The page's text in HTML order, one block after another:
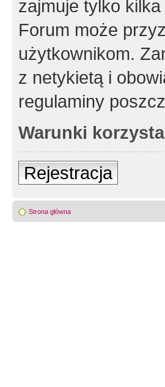
zajmuje tylko
Forum może
użytkownikom.
z netykietą i
regulaminy
Warunki
Rejestracja
Strona główna